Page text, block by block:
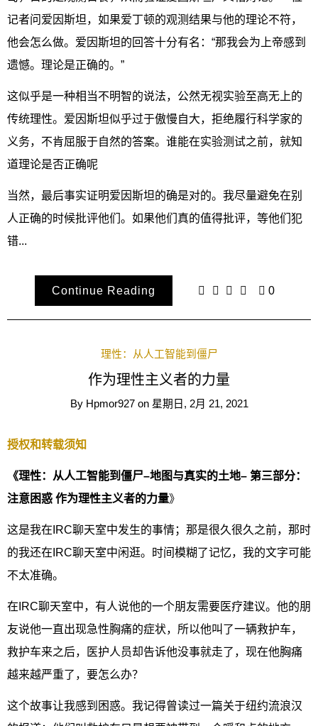
记者问爱因斯坦，如果爱丁顿的观测结果与他的理论不符，
他会怎么做。爱因斯坦的回答十分有名：“那我会为上帝感到
遗憾。理论是正确的。”
这似乎是一种相当不明智的说法，公然无视实验至高无上的
传统理性。爱因斯坦似乎过于傲慢自大，拒绝履行科学家的
义务，不肯屈服于自然的答案。谁能在实验测试之前，就知
道理论是否正确呢
当然，最后事实证明爱因斯坦的确是对的。我尽量避免在别
人正确的时候批评他们。如果他们真的值得批评，等他们犯
错...
Continue Reading 0
理性：从人工智能到僵尸
作为理性主义者的力量
By Hpmor927 on 星期日, 2月 21, 2021
授权和转载须知
《理性：从人工智能到僵尸–地图与真实的土地– 第三部分：
注意困惑 作为理性主义者的力量》
这是我在IRC聊天室中发生的事情；那是很久很久之前，那时
的我还在IRC聊天室中闲逛。时间模糊了记忆，我的文字可能
不太准确。
在IRC聊天室中，有人说他的一个朋友需要医疗建议。他的朋
友说他一直出现急性胸痛的症状，所以他叫了一辆救护车，
救护车来之后，医护人员却告诉他没事就走了，现在他胸痛
越来越严重了，要怎么办？
这个故事让我感到困惑。我记得曾读过一篇关于纽约流浪汉